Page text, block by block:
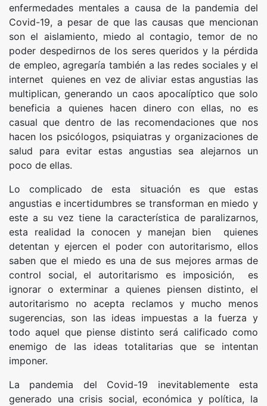
enfermedades mentales a causa de la pandemia del
Covid-19, a pesar de que las causas que mencionan
son el aislamiento, miedo al contagio, temor de no
poder despedirnos de los seres queridos y la pérdida
de empleo, agregaría también a las redes sociales y el
internet quienes en vez de aliviar estas angustias las
multiplican, generando un caos apocalíptico que solo
beneficia a quienes hacen dinero con ellas, no es
casual que dentro de las recomendaciones que nos
hacen los psicólogos, psiquiatras y organizaciones de
salud para evitar estas angustias sea alejarnos un
poco de ellas.
Lo complicado de esta situación es que estas
angustias e incertidumbres se transforman en miedo y
este a su vez tiene la característica de paralizarnos,
esta realidad la conocen y manejan bien quienes
detentan y ejercen el poder con autoritarismo, ellos
saben que el miedo es una de sus mejores armas de
control social, el autoritarismo es imposición, es
ignorar o exterminar a quienes piensen distinto, el
autoritarismo no acepta reclamos y mucho menos
sugerencias, son las ideas impuestas a la fuerza y
todo aquel que piense distinto será calificado como
enemigo de las ideas totalitarias que se intentan
imponer.
La pandemia del Covid-19 inevitablemente esta
generado una crisis social, económica y política, la